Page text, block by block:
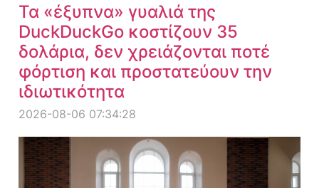
Τα «έξυπνα» γυαλιά της
DuckDuckGo κοστίζουν 35
δολάρια, δεν χρειάζονται ποτέ
φόρτιση και προστατεύουν την
ιδιωτικότητα
2026-08-06 07:34:28